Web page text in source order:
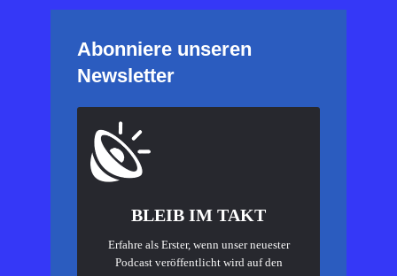
Abonniere unseren
Newsletter
BLEIB IM TAKT
Erfahre als Erster, wenn unser neuester
Podcast veröffentlicht wird auf den